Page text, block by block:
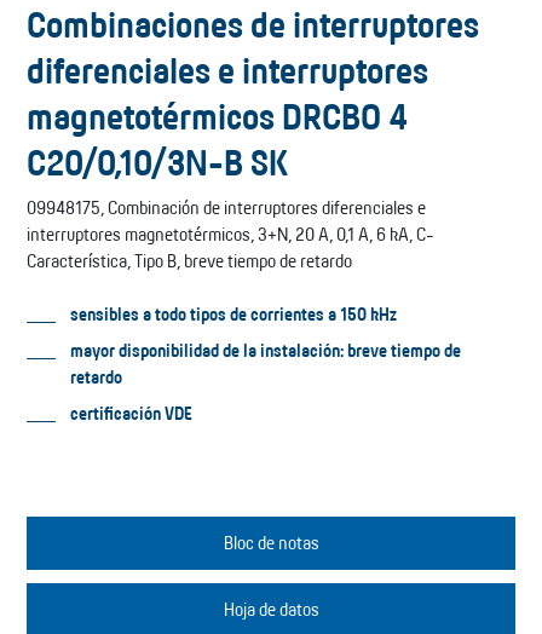
Combinaciones de interruptores
diferenciales e interruptores
magnetotérmicos DRCBO 4
C20/0,10/3N-B SK
09948175, Combinación de interruptores diferenciales e
interruptores magnetotérmicos, 3+N, 20 A, 0,1 A, 6 kA, C-
Característica, Tipo B, breve tiempo de retardo
sensibles a todo tipos de corrientes a 150 kHz
mayor disponibilidad de la instalación: breve tiempo de
retardo
certificación VDE
Bloc de notas
Hoja de datos